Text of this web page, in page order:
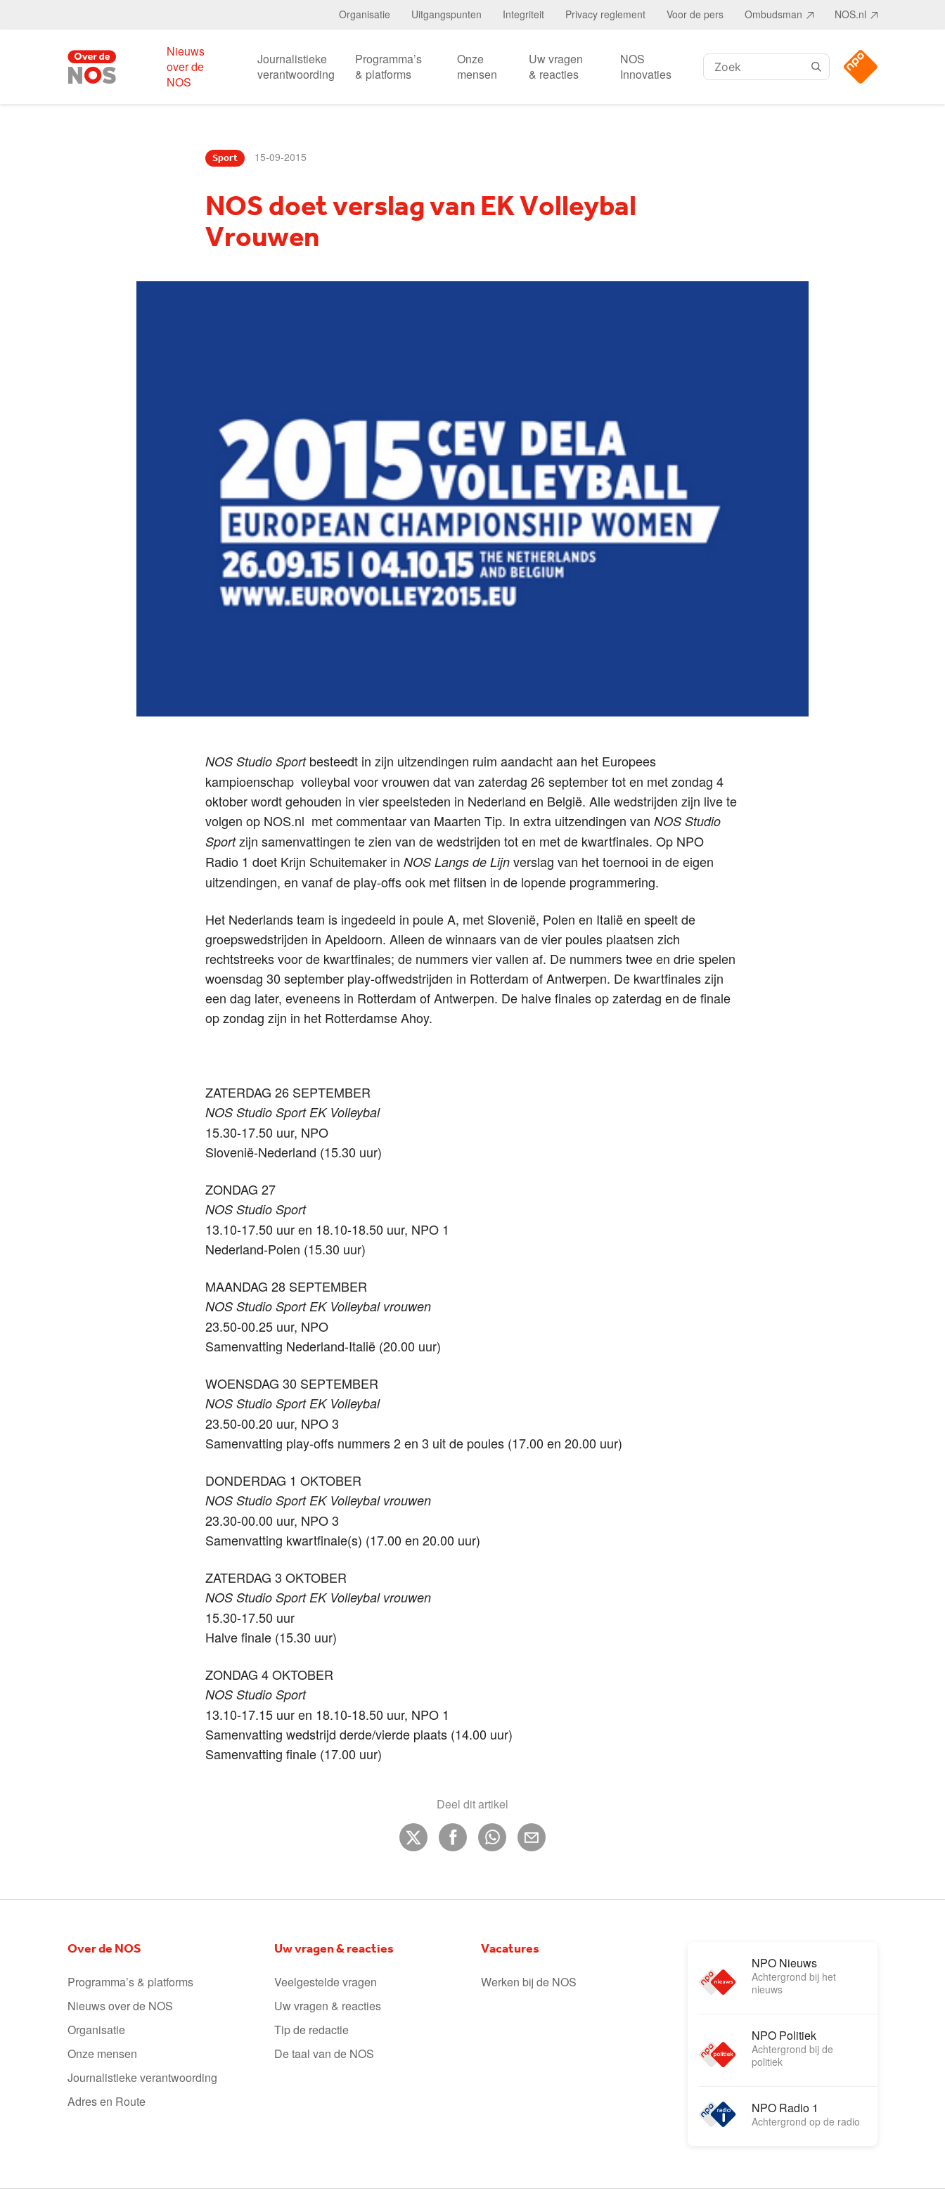
Organisatie Uitgangspunten Integriteit Privacy reglement Voor de pers Ombudsman NOS.nl
Nieuws
over de
NOS
Journalistieke
verantwoording
Programma’s
& platforms
Onze
mensen
Uw vragen
& reacties
NOS
Innovaties
Zoeken:
Sport 15-09-2015
NOS doet verslag van EK Volleybal
Vrouwen
NOS Studio Sportbesteedt in zijn uitzendingen ruim aandacht aan het Europees
kampioenschap volleybal voor vrouwen dat van zaterdag 26 september tot en met zondag 4
oktober wordt gehouden in vier speelsteden in Nederland en België. Alle wedstrijden zijn live te
volgen op NOS.nl met commentaar van Maarten Tip. In extra uitzendingen van NOS Studio
Sportzijn samenvattingen te zien van de wedstrijden tot en met de kwartfinales. Op NPO
Radio 1 doet Krijn Schuitemaker in NOS Langs de Lijn verslag van het toernooi in de eigen
uitzendingen, en vanaf de play-offs ook met flitsen in de lopende programmering.
Het Nederlands team is ingedeeld in poule A, met Slovenië, Polen en Italië en speelt de
groepswedstrijden in Apeldoorn. Alleen de winnaars van de vier poules plaatsen zich
rechtstreeks voor de kwartfinales; de nummers vier vallen af. De nummers twee en drie spelen
woensdag 30 september play-offwedstrijden in Rotterdam of Antwerpen. De kwartfinales zijn
een dag later, eveneens in Rotterdam of Antwerpen. De halve finales op zaterdag en de finale
op zondag zijn in het Rotterdamse Ahoy.
ZATERDAG 26 SEPTEMBER
NOS Studio Sport EK Volleybal
15.30-17.50 uur, NPO
Slovenië-Nederland (15.30 uur)
ZONDAG 27
NOS Studio Sport
13.10-17.50 uur en 18.10-18.50 uur, NPO 1
Nederland-Polen (15.30 uur)
MAANDAG 28 SEPTEMBER
NOS Studio Sport EK Volleybal vrouwen
23.50-00.25 uur, NPO
Samenvatting Nederland-Italië (20.00 uur)
WOENSDAG 30 SEPTEMBER
NOS Studio Sport EK Volleybal
23.50-00.20 uur, NPO 3
Samenvatting play-offs nummers 2 en 3 uit de poules (17.00 en 20.00 uur)
DONDERDAG 1 OKTOBER
NOS Studio Sport EK Volleybal vrouwen
23.30-00.00 uur, NPO 3
Samenvatting kwartfinale(s) (17.00 en 20.00 uur)
ZATERDAG 3 OKTOBER
NOS Studio Sport EK Volleybal vrouwen
15.30-17.50 uur
Halve finale (15.30 uur)
ZONDAG 4 OKTOBER
NOS Studio Sport
13.10-17.15 uur en 18.10-18.50 uur, NPO 1
Samenvatting wedstrijd derde/vierde plaats (14.00 uur)
Samenvatting finale (17.00 uur)
Deel dit artikel
Over de NOS
Programma’s & platforms
Nieuws over de NOS
Organisatie
Onze mensen
Journalistieke verantwoording
Adres en Route
Uw vragen & reacties
Veelgestelde vragen
Uw vragen & reacties
Tip de redactie
De taal van de NOS
Vacatures
Werken bij de NOS
NPO Nieuws
Achtergrond bij het
nieuws
NPO Politiek
Achtergrond bij de
politiek
NPO Radio 1
Achtergrond op de radio